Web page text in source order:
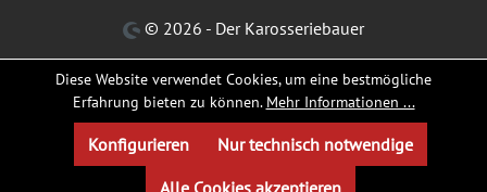
© 2026 - Der Karosseriebauer
Diese Website verwendet Cookies, um eine bestmögliche
Erfahrung bieten zu können. Mehr Informationen ...
Nur technisch notwendige
Konfigurieren
Alle Cookies akzeptieren